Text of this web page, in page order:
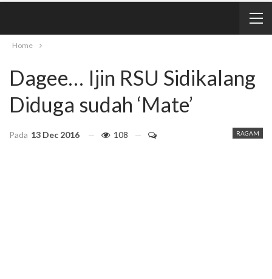
Home
Dagee… Ijin RSU Sidikalang
Diduga sudah ‘Mate’
RAGAM
Pada 13 Dec 2016 108